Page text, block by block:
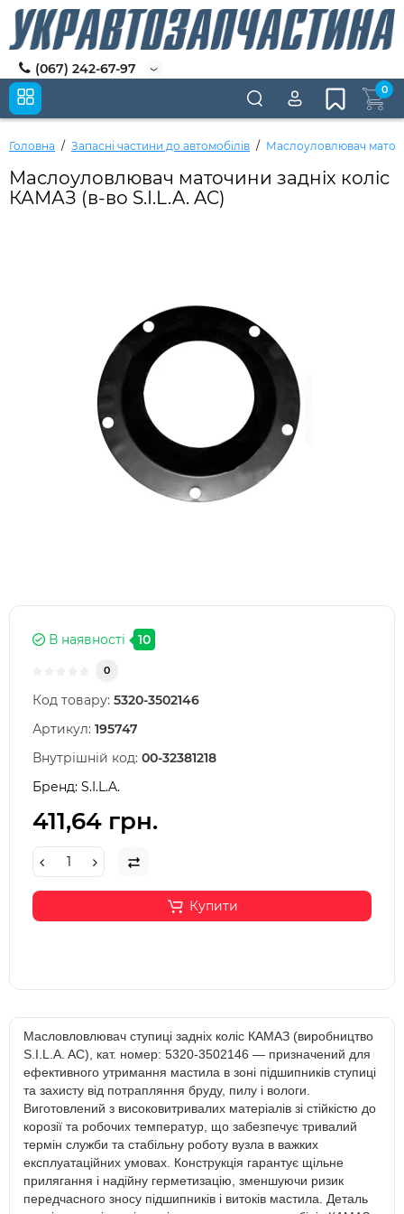
(067) 242-67-97
0
Головна Запасні частини до автомобілів Маслоуловлювач
Маслоуловлювач маточини задніх коліс
КАМАЗ (в-во S.I.L.A. AC)
В наявності 10
0
Код товару: 5320-3502146
Артикул: 195747
Внутрішній код: 00-32381218
Бренд: S.I.L.A.
411,64 грн.
Купити
Масловловлювач ступиці задніх коліс КАМАЗ (виробництво
S.I.L.A. AC), кат. номер: 5320-3502146 — призначений для
ефективного утримання мастила в зоні підшипників ступиці
та захисту від потрапляння бруду, пилу і вологи.
Виготовлений з високовитривалих матеріалів зі стійкістю до
корозії та робочих температур, що забезпечує тривалий
термін служби та стабільну роботу вузла в важких
експлуатаційних умовах. Конструкція гарантує щільне
прилягання і надійну герметизацію, зменшуючи ризик
передчасного зносу підшипників і витоків мастила. Деталь